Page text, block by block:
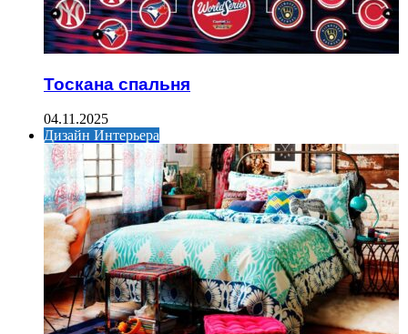
Тоскана спальня
04.11.2025
Дизайн Интерьера